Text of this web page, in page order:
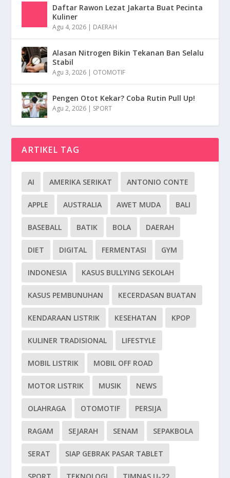
Daftar Rawon Lezat Jakarta Buat Pecinta
Kuliner
Agu 4, 2026 | DAERAH
Alasan Nitrogen Bikin Tekanan Ban Selalu
Stabil
Agu 3, 2026 | OTOMOTIF
Pengen Otot Kekar? Coba Rutin Pull Up!
Agu 2, 2026 | SPORT
ARTIKEL TAG
AI AMERIKA SERIKAT ANTONIO CONTE
APPLE AUSTRALIA AWET MUDA BALI
BASEBALL BATIK BOLA DAERAH
DIET DIGITAL FERMENTASI GYM
INDONESIA KASUS BULLYING SEKOLAH
KASUS PEMBUNUHAN KECERDASAN BUATAN
KENDARAAN LISTRIK KESEHATAN KPOP
KULINER TRADISIONAL LIFESTYLE
MOBIL LISTRIK MOBIL OFF ROAD
MOTOR LISTRIK MUSIK NEWS
OLAHRAGA OTOMOTIF PERSIJA
RAGAM SEJARAH SENAM SEPAKBOLA
SERAT SIAP GEBRAK PASAR TABLET